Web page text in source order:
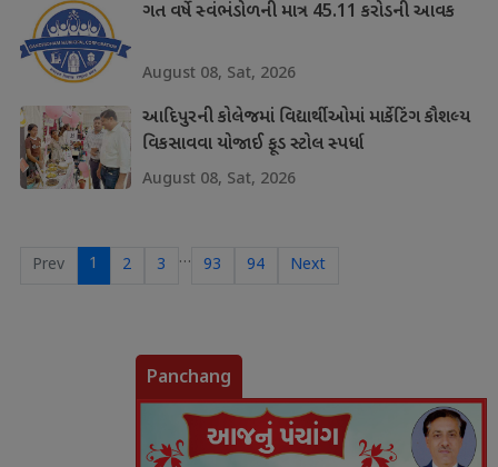
ગત વર્ષે સ્વંભંડોળની માત્ર 45.11 કરોડની આવક
August 08, Sat, 2026
આદિપુરની કોલેજમાં વિદ્યાર્થીઓમાં માર્કેટિંગ કૌશલ્ય
વિકસાવવા યોજાઈ ફૂડ સ્ટોલ સ્પર્ધા
August 08, Sat, 2026
Prev 1 2 3 … 93 94 Next
Panchang